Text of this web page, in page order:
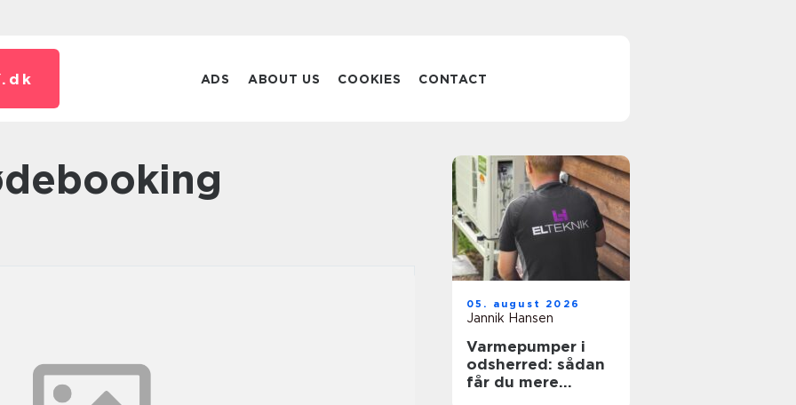
dk ADS ABOUT US COOKIES CONTACT
05. august 2026
Jannik Hansen
Varmepumper i
odsherred: sådan
får du mere